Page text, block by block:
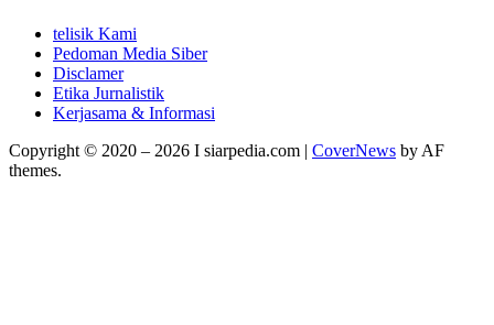
telisik Kami
Pedoman Media Siber
Disclamer
Etika Jurnalistik
Kerjasama & Informasi
Copyright © 2020 – 2026 I siarpedia.com | CoverNews by AF
themes.